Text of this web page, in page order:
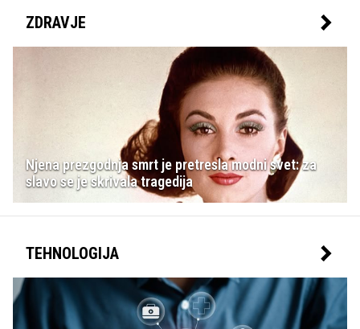
ZDRAVJE
Njena prezgodnja smrt je pretresla modni svet: za
slavo se je skrivala tragedija
TEHNOLOGIJA